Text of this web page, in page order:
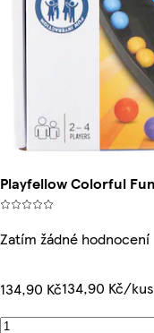
Playfellow Colorful
Zatím žádné hodnocení
134,90 Kč134,90 Kč/kus